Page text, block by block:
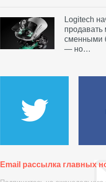
Logitech
сменными
— но…
Email рассылка главных